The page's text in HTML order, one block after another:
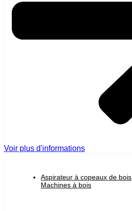
Voir plus d'informations
Aspirateur à copeaux de bois
Machines à bois